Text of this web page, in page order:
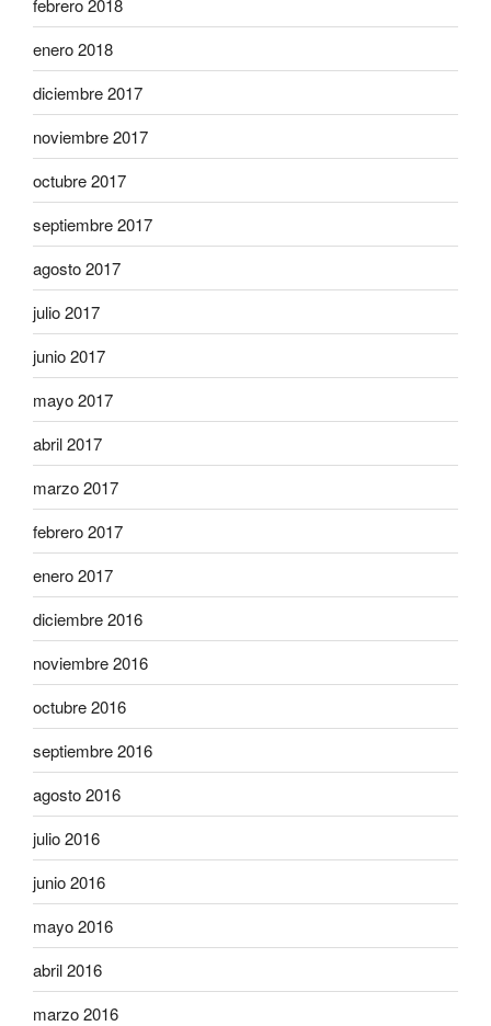
febrero 2018
enero 2018
diciembre 2017
noviembre 2017
octubre 2017
septiembre 2017
agosto 2017
julio 2017
junio 2017
mayo 2017
abril 2017
marzo 2017
febrero 2017
enero 2017
diciembre 2016
noviembre 2016
octubre 2016
septiembre 2016
agosto 2016
julio 2016
junio 2016
mayo 2016
abril 2016
marzo 2016